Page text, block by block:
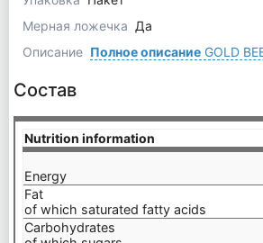
Мерная ложечка Да
Описание Полное описаниеGOLD
Состав
Nutrition information
Energy
Fat
of which saturated fatty acids
Carbohydrates